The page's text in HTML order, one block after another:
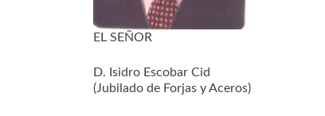
EL SEÑOR
D. Isidro Escobar Cid
(Jubilado de Forjas y Aceros)